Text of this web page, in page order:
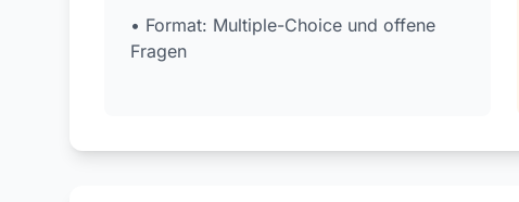
• Format: Multiple-Choice und offene
Fragen